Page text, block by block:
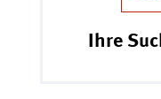
Ihre